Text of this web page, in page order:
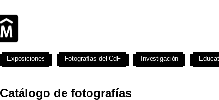
Catálogo de fotografías
Exposiciones Fotografías del CdF Investigación